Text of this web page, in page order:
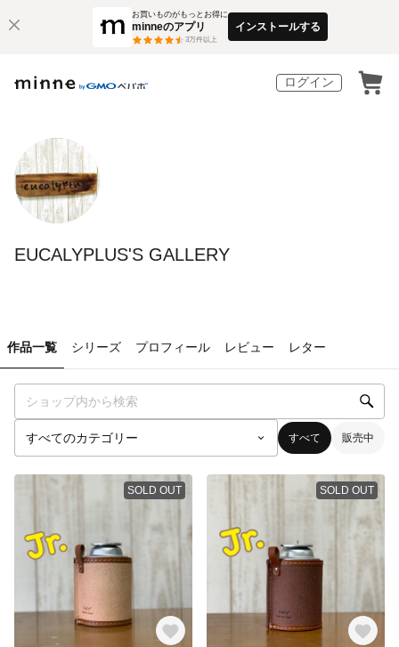
お買いものがもっとお得に
minneのアプリ
3万件以上
インストールする
ログイン
EUCALYPLUS'S GALLERY
作品一覧 シリーズ プロフィール レビュー レター
すべて 販売中
SOLD OUT SOLD OUT